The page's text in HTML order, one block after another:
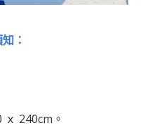
：
ｘ 240cm。